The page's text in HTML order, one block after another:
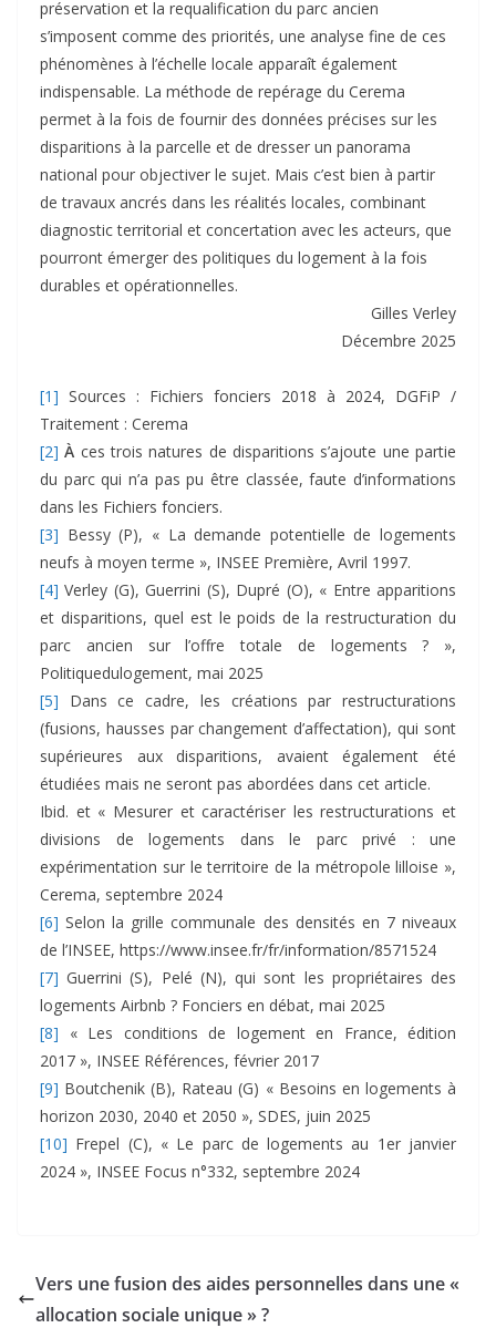
préservation et la requalification du parc ancien
s’imposent comme des priorités, une analyse fine de ces
phénomènes à l’échelle locale apparaît également
indispensable. La méthode de repérage du Cerema
permet à la fois de fournir des données précises sur les
disparitions à la parcelle et de dresser un panorama
national pour objectiver le sujet. Mais c’est bien à partir
de travaux ancrés dans les réalités locales, combinant
diagnostic territorial et concertation avec les acteurs, que
pourront émerger des politiques du logement à la fois
durables et opérationnelles.
Gilles Verley
Décembre 2025
[1] Sources : Fichiers fonciers 2018 à 2024, DGFiP /
Traitement : Cerema
[2] À ces trois natures de disparitions s’ajoute une partie
du parc qui n’a pas pu être classée, faute d’informations
dans les Fichiers fonciers.
[3] Bessy (P), « La demande potentielle de logements
neufs à moyen terme », INSEE Première, Avril 1997.
[4] Verley (G), Guerrini (S), Dupré (O), « Entre apparitions
et disparitions, quel est le poids de la restructuration du
parc ancien sur l’offre totale de logements ? »,
Politiquedulogement, mai 2025
[5] Dans ce cadre, les créations par restructurations
(fusions, hausses par changement d’affectation), qui sont
supérieures aux disparitions, avaient également été
étudiées mais ne seront pas abordées dans cet article.
Ibid. et « Mesurer et caractériser les restructurations et
divisions de logements dans le parc privé : une
expérimentation sur le territoire de la métropole lilloise »,
Cerema, septembre 2024
[6] Selon la grille communale des densités en 7 niveaux
de l’INSEE, https://www.insee.fr/fr/information/8571524
[7] Guerrini (S), Pelé (N), qui sont les propriétaires des
logements Airbnb ? Fonciers en débat, mai 2025
[8] « Les conditions de logement en France, édition
2017 », INSEE Références, février 2017
[9] Boutchenik (B), Rateau (G) « Besoins en logements à
horizon 2030, 2040 et 2050 », SDES, juin 2025
[10] Frepel (C), « Le parc de logements au 1er janvier
2024 », INSEE Focus n°332, septembre 2024
Vers une fusion des aides personnelles dans une «
allocation sociale unique » ?